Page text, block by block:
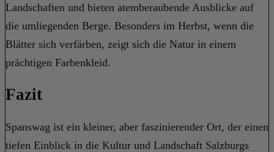
Landschaften und bieten atemberaubende Ausblicke auf
die umliegenden Berge. Besonders im Herbst, wenn die
Blätter sich verfärben, zeigt sich die Natur in einem
prächtigen Farbenkleid.
Fazit
Spanswag ist ein kleiner, aber faszinierender Ort, der einen
tiefen Einblick in die Kultur und Landschaft Salzburgs